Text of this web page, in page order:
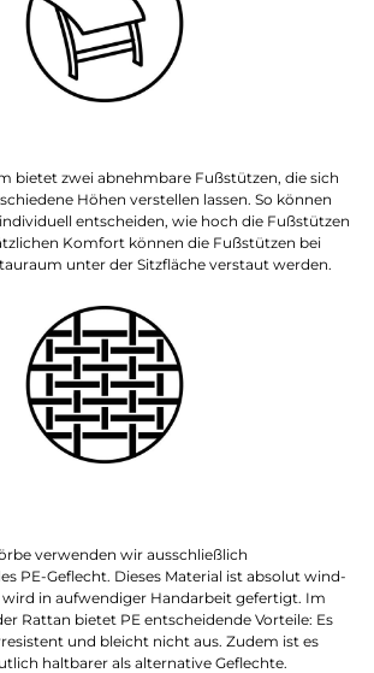
bietet zwei abnehmbare Fußstützen, die sich
Höhen verstellen lassen. So können
entscheiden, wie hoch die Fußstützen
Komfort können die Fußstützen bei
unter der Sitzfläche verstaut werden.
verwenden wir ausschließlich
PE-Geflecht. Dieses Material ist absolut wind-
in aufwendiger Handarbeit gefertigt. Im
Rattan bietet PE entscheidende Vorteile: Es
und bleicht nicht aus. Zudem ist es
haltbarer als alternative Geflechte.